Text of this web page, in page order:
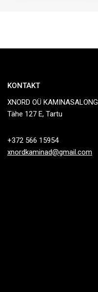
KONTAKT
XNORD OÜ KAMINASALONG
Tähe 127 E, Tartu
+372 566 15954
xnordkaminad@gmail.com